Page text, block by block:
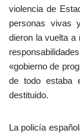
violencia de
personas vivas
dieron la vuelta a
«gobierno de
de todo estaba
destituido.
La policía